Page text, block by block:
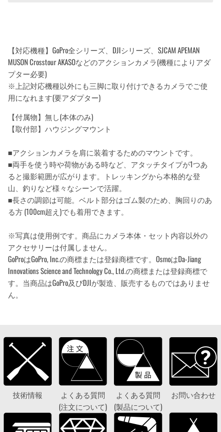
【対応機種】GoPro全シリーズ、DJIシリーズ、SJCAM APEMAN
MUSON Crosstour AKASOなどのアクションカメラ(機種によりアダ
プター必要)
※上記対応機種以外にも三脚に取り付けできるカメラでご使
用になれます(要アダプター)
【付属物】無し(本体のみ)
【取付部】ハウジングマウント
■アクションカメラを肩に装着するためのマウントです。
■両手を使う時や荷物がある時など、アタッチタイプが1つあ
ると撮影範囲が広がります。トレッキングから本格的な登
山、釣りなど様々なシーンで活躍。
■長さの調節は可能。ベルト部分はゴム製のため、胸回りのあ
る方 (100cm超え)でも着用できます。
※写真は使用例です。商品にカメラ本体・セット内容以外の
アクセサリーは付属しません。
GoProはGoPro, Inc.の商標または登録商標です。OsmoはDa-Jiang
Innovations Science and Technology Co., Ltd.の商標または登録商標で
す。当商品はGoPro及びDJIが製造、販売するものではありませ
ん。
技術情報
よくある質問
(注文について)
よくある質問
(製品について)
お問い合わせ